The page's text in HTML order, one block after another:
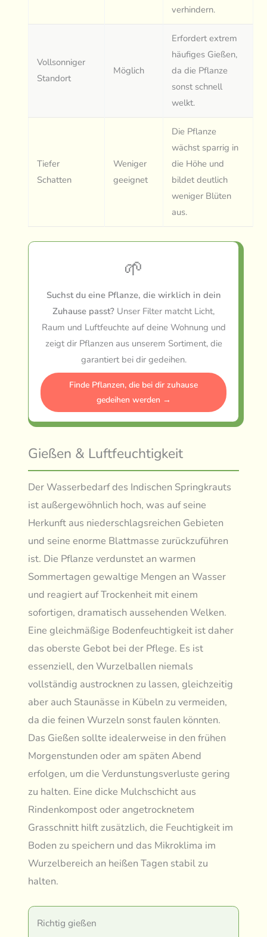
verhindern.
Vollsonniger
Standort
Möglich
Erfordert extrem
häufiges Gießen,
da die Pflanze
sonst schnell
welkt.
Tiefer
Schatten
Weniger
geeignet
Die Pflanze
wächst sparrig in
die Höhe und
bildet deutlich
weniger Blüten
aus.
🌱
Suchst du eine Pflanze, die wirklich in dein
Zuhause passt? Unser Filter matcht Licht,
Raum und Luftfeuchte auf deine Wohnung und
zeigt dir Pflanzen aus unserem Sortiment, die
garantiert bei dir gedeihen.
Finde Pflanzen, die bei dir zuhause
gedeihen werden →
Gießen & Luftfeuchtigkeit
Der Wasserbedarf des Indischen Springkrauts
ist außergewöhnlich hoch, was auf seine
Herkunft aus niederschlagsreichen Gebieten
und seine enorme Blattmasse zurückzuführen
ist. Die Pflanze verdunstet an warmen
Sommertagen gewaltige Mengen an Wasser
und reagiert auf Trockenheit mit einem
sofortigen, dramatisch aussehenden Welken.
Eine gleichmäßige Bodenfeuchtigkeit ist daher
das oberste Gebot bei der Pflege. Es ist
essenziell, den Wurzelballen niemals
vollständig austrocknen zu lassen, gleichzeitig
aber auch Staunässe in Kübeln zu vermeiden,
da die feinen Wurzeln sonst faulen könnten.
Das Gießen sollte idealerweise in den frühen
Morgenstunden oder am späten Abend
erfolgen, um die Verdunstungsverluste gering
zu halten. Eine dicke Mulchschicht aus
Rindenkompost oder angetrocknetem
Grasschnitt hilft zusätzlich, die Feuchtigkeit im
Boden zu speichern und das Mikroklima im
Wurzelbereich an heißen Tagen stabil zu
halten.
Richtig gießen